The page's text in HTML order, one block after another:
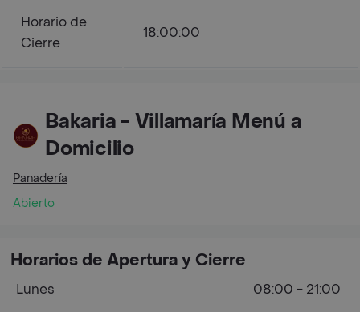
Horario de
Cierre
18:00:00
Bakaria - Villamaría Menú a
Domicilio
Panadería
Abierto
Horarios de Apertura y Cierre
Lunes
08:00 - 21:00